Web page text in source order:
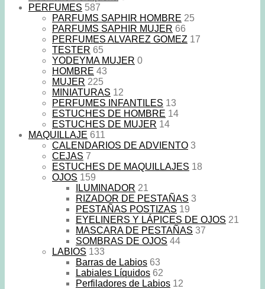
PERFUMES 587
PARFUMS SAPHIR HOMBRE 25
PARFUMS SAPHIR MUJER 66
PERFUMES ALVAREZ GOMEZ 17
TESTER 65
YODEYMA MUJER 0
HOMBRE 43
MUJER 225
MINIATURAS 12
PERFUMES INFANTILES 13
ESTUCHES DE HOMBRE 14
ESTUCHES DE MUJER 14
MAQUILLAJE 611
CALENDARIOS DE ADVIENTO 3
CEJAS 7
ESTUCHES DE MAQUILLAJES 18
OJOS 159
ILUMINADOR 21
RIZADOR DE PESTAÑAS 3
PESTAÑAS POSTIZAS 19
EYELINERS Y LÁPICES DE OJOS 21
MASCARA DE PESTAÑAS 37
SOMBRAS DE OJOS 44
LABIOS 133
Barras de Labios 63
Labiales Líquidos 62
Perfiladores de Labios 12